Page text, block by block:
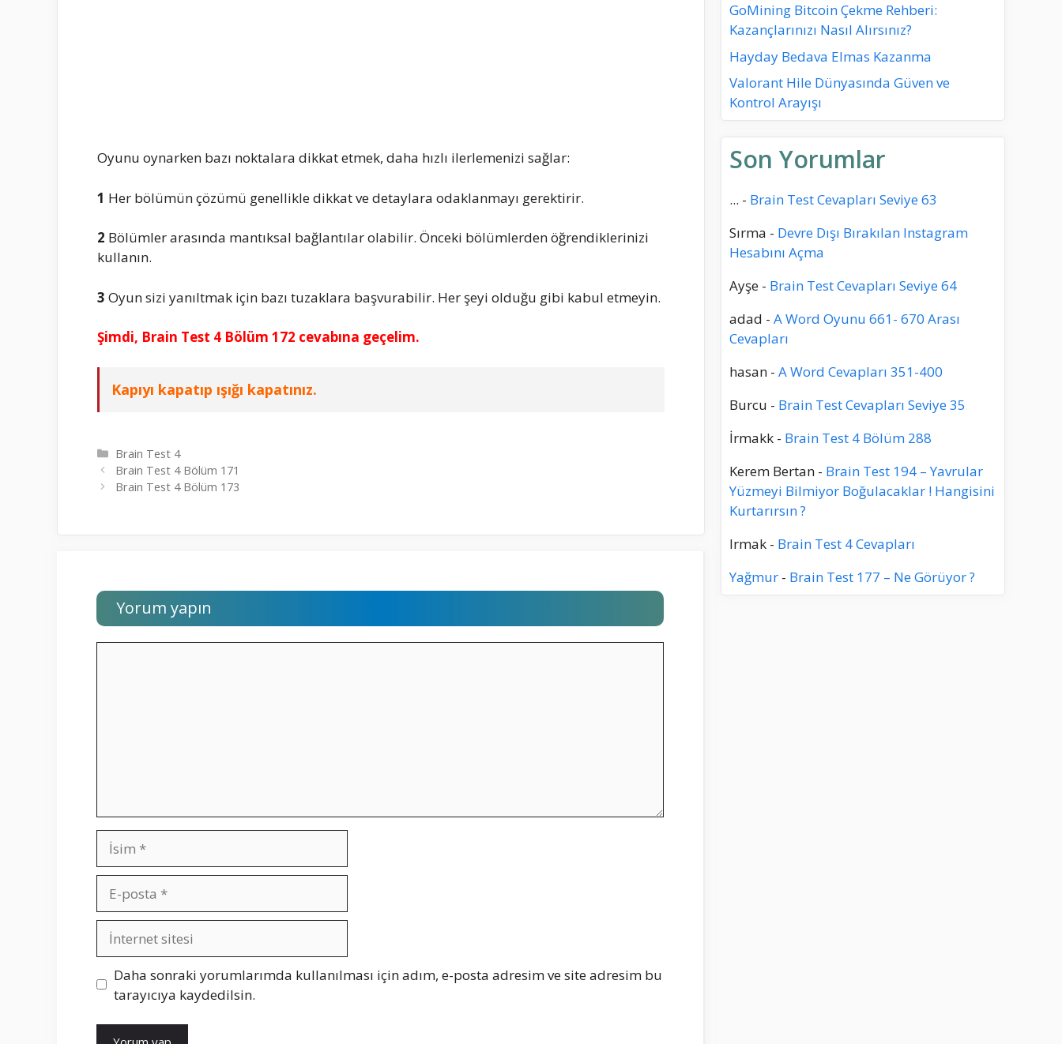
Oyunu oynarken bazı noktalara dikkat etmek, daha hızlı ilerlemenizi sağlar:
1 Her bölümün çözümü genellikle dikkat ve detaylara odaklanmayı gerektirir.
2 Bölümler arasında mantıksal bağlantılar olabilir. Önceki bölümlerden öğrendiklerinizi
kullanın.
3 Oyun sizi yanıltmak için bazı tuzaklara başvurabilir. Her şeyi olduğu gibi kabul etmeyin.
Şimdi, Brain Test 4 Bölüm 172 cevabına geçelim.
Kapıyı kapatıp ışığı kapatınız.
Kategoriler
Brain Test 4
Brain Test 4 Bölüm 171
Brain Test 4 Bölüm 173
Yorum yapın
İsim
posta
İnternet
sitesi
Daha sonraki yorumlarımda kullanılması için adım, e-posta adresim ve site adresim bu
tarayıcıya kaydedilsin.
GoMining Bitcoin Çekme Rehberi:
Kazançlarınızı Nasıl Alırsınız?
Hayday Bedava Elmas Kazanma
Valorant Hile Dünyasında Güven ve
Kontrol Arayışı
Son Yorumlar
... - Brain Test Cevapları Seviye 63
Sırma - Devre Dışı Bırakılan Instagram
Hesabını Açma
Ayşe - Brain Test Cevapları Seviye 64
adad - A Word Oyunu 661- 670 Arası
Cevapları
hasan - A Word Cevapları 351-400
Burcu - Brain Test Cevapları Seviye 35
İrmakk - Brain Test 4 Bölüm 288
Kerem Bertan - Brain Test 194 – Yavrular
Yüzmeyi Bilmiyor Boğulacaklar ! Hangisini
Kurtarırsın ?
Irmak - Brain Test 4 Cevapları
Yağmur - Brain Test 177 – Ne Görüyor ?